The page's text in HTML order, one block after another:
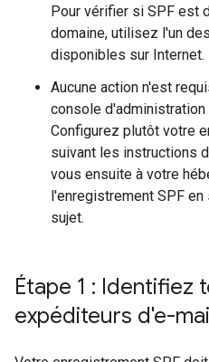
Pour vérifier si SPF est
domaine, utilisez l'un
disponibles sur Internet.
Aucune action n'est
console d'administration
Configurez plutôt votre
suivant les instructions
vous ensuite à votre
l'enregistrement SPF
sujet.
Étape 1 : Identifiez
expéditeurs d'e-